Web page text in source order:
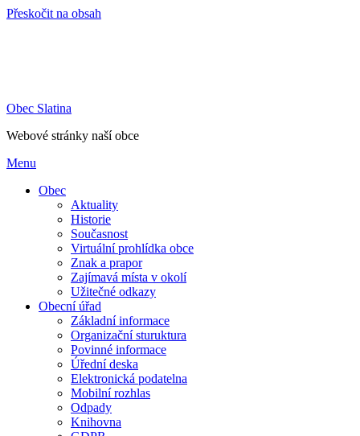
Přeskočit na obsah
Obec Slatina
Webové stránky naší obce
Menu
Obec
Aktuality
Historie
Současnost
Virtuální prohlídka obce
Znak a prapor
Zajímavá místa v okolí
Užitečné odkazy
Obecní úřad
Základní informace
Organizační sturuktura
Povinné informace
Úřední deska
Elektronická podatelna
Mobilní rozhlas
Odpady
Knihovna